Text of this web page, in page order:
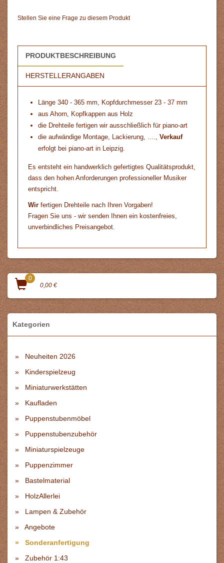
Stellen Sie eine Frage zu diesem Produkt
PRODUKTBESCHREIBUNG
HERSTELLERANGABEN
Länge 340 - 365 mm, Kopfdurchmesser 23 - 37 mm
aus Ahorn, Kopfkappen aus Holz
die Drehteile fertigen wir ausschließlich für piano-art
die aufwändige Montage, Lackierung, ...., Verkauf
erfolgt bei piano-art in Leipzig.
Es entsteht ein handwerklich gefertigtes Qualitätsprodukt,
dass den hohen Anforderungen professioneller Musiker
entspricht.
Wir fertigen Drehteile nach Ihren Vorgaben!
Fragen Sie uns - wir senden Ihnen ein kostenfreies,
unverbindliches Preisangebot.
0
0,00 €
Kategorien
Neuheiten 2026
Kinderspielzeug
Miniaturwerkstätten
Kaufladen
Puppenstubenmöbel
Puppenstubenzubehör
Miniaturspielzeuge
Puppenzimmer
Bastelmaterial
HolzAllerlei
Lampen & Zubehör
Angebote
Sonderanfertigung
Zubehör 1:43